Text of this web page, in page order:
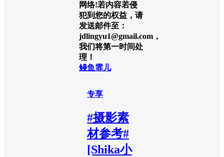
网络!若内容若侵
犯到您的权益，请
发送邮件至：
jdlingyu1@gmail.com，
我们将第一时间处
理！
鳗鱼霏儿
专享
#摄影素
材参考#
[Shika小